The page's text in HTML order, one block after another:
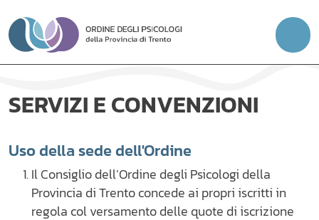
Vai
SERVIZI E CONVENZIONI
Uso della sede dell'Ordine
Il Consiglio dell’Ordine degli Psicologi della
Provincia di Trento concede ai propri iscritti in
regola col versamento delle quote di iscrizione